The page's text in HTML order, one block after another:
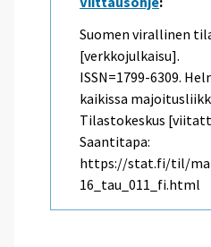
Suomen virallinen
[verkkojulkaisu].
ISSN=1799-6309.
kaikissa
Tilastokeskus
Saantitapa:
https://stat.fi/til/
16_tau_011_fi.html